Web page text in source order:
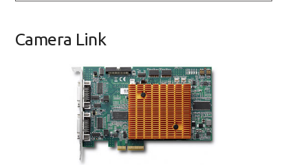
Camera Link